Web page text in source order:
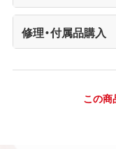
修理・付属品購入
この商